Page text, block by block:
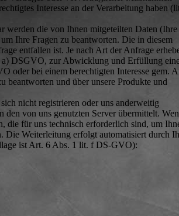
Interesse an der Verarbeitung haben
werden die von Ihnen mitgeteilten Daten
Ihre Fragen zu beantworten. Die in diesem
entfallen ist. Je nach Art der Anfrage
DSGVO, zur Abwicklung und Erfüllung
oder bei einem berechtigten Interesse gem.
beantworten und über unsere Produkte und
nicht registrieren oder uns anderweitig
von uns genutzten Server übermittelt.
die für uns technisch erforderlich sind, um
Die Weiterleitung erfolgt automatisiert durch
ist Art. 6 Abs. 1 lit. f DS-GVO):